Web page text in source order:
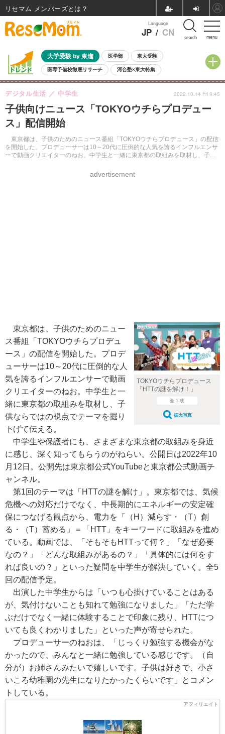
menu
Language
JP / CN search
大学受験 by 東進 医学部 東大受験
医専予備校徹底リサーチ 河合塾×東大特集
親子で考える大学選び 高校受験 中学受験 小学校受験
共通テスト 夏休み
8月開催イベント・WS 全国公立高校 過去問 人気記事
自由研究教材（小学生向け）
子供向けニュース「TOKYOウチらプロデュー
ス」配信開始
東京都は、子供のためのニュース番組「TOKYOウチらプロデュース」の配信
を開始した。プロデューサーは10～20代に圧倒的な人気を誇るインフルエンサ
ーで動画クリエイターのねお。中学生と一緒に東京都の取組みを取材し、子供
デジタル生活 中学生
advertisement
2022.10.14 Fri 9:45
TOKYOウチらプロデュース
「HTTの謎を解け！」
全 1 枚
拡大写真
東京都は、子供のためのニュー
ス番組「TOKYOウチらプロデュ
ース」の配信を開始した。プロデ
ューサーは10～20代に圧倒的な人
気を誇るインフルエンサーで動画
クリエイターのねお。中学生と一
緒に東京都の取組みを取材し、子
供ならではの視点でテーマを掘り
下げて伝える。
中学生や保護者にも、さまざまな東京都の取組みを身近
に感じ、深く知ってもらうのがねらい。公開日は2022年10
月12日。公開先は東京都公式YouTubeと東京都公式動画チ
ャンネル。
第1回のテーマは「HTTの謎を解け」。東京都では、気候
危機への対応だけでなく、中長期的にエネルギーの安定確
保につなげる観点から、電力を「（H）減らす・（T）創
る・（T）蓄める」＝「HTT」をキーワードに取組みを進め
ている。動画では、「そもそもHTTって何？」「なぜ必要
なの？」「どんな取組みがあるの？」「具体的には何をす
れば良いの？」といった疑問を中学生が解決していく。全5
回の配信予定。
出演した中学生からは「いつも心掛けていることはある
が、気付けないことも知れて勉強になりました」「ただ学
ぶだけでなく一緒に体験することで印象に残り、HTTにつ
いても良くわかりました」といった声が寄せられた。
プロデューサーのねおは、「じっくり勉強する機会がな
かったので、みんなと一緒に勉強している感じです。（自
分が）お姉さんみたいで嬉しいです。子供は好きで、小さ
いころ幼稚園の先生になりたかったくらいです」とコメン
トしている。
リセマム メンバーズ